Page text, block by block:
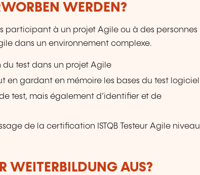
WERDEN?
participant à un projet Agile ou à des personnes
dans un environnement complexe.
test dans un projet Agile
en gardant en mémoire les bases du test logiciel
test, mais également d’identifier et de
de la certification ISTQB Testeur Agile niveau
WEITERBILDUNG AUS?